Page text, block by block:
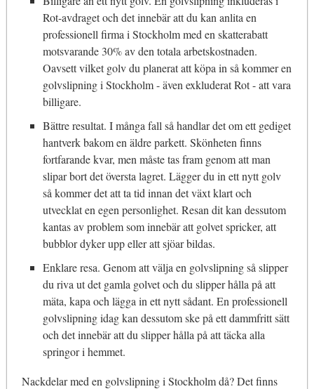
Rot-avdraget och det innebär att du kan anlita en
professionell firma i Stockholm med en skatterabatt
motsvarande 30% av den totala arbetskostnaden.
Oavsett vilket golv du planerat att köpa in så kommer en
golvslipning i Stockholm - även exkluderat Rot - att vara
billigare.
Bättre resultat. I många fall så handlar det om ett gediget
hantverk bakom en äldre parkett. Skönheten finns
fortfarande kvar, men måste tas fram genom att man
slipar bort det översta lagret. Lägger du in ett nytt golv
så kommer det att ta tid innan det växt klart och
utvecklat en egen personlighet. Resan dit kan dessutom
kantas av problem som innebär att golvet spricker, att
bubblor dyker upp eller att sjöar bildas.
Enklare resa. Genom att välja en golvslipning så slipper
du riva ut det gamla golvet och du slipper hålla på att
mäta, kapa och lägga in ett nytt sådant. En professionell
golvslipning idag kan dessutom ske på ett dammfritt sätt
och det innebär att du slipper hålla på att täcka alla
springor i hemmet.
Nackdelar med en golvslipning i Stockholm då? Det finns